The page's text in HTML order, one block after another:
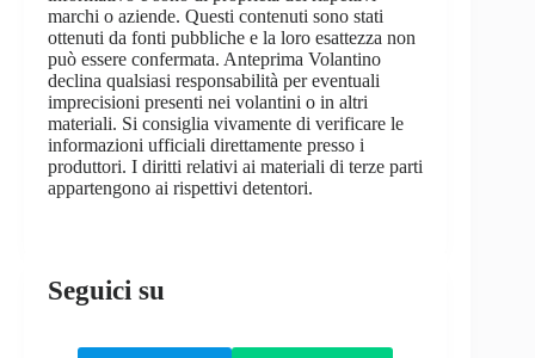
marchi o aziende. Questi contenuti sono stati
ottenuti da fonti pubbliche e la loro esattezza non
può essere confermata. Anteprima Volantino
declina qualsiasi responsabilità per eventuali
imprecisioni presenti nei volantini o in altri
materiali. Si consiglia vivamente di verificare le
informazioni ufficiali direttamente presso i
produttori. I diritti relativi ai materiali di terze parti
appartengono ai rispettivi detentori.
Seguici su